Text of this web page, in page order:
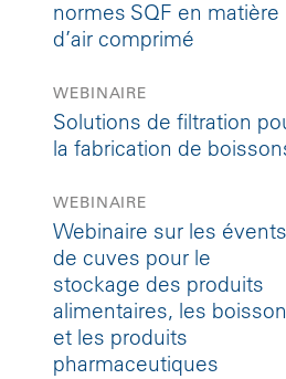
normes SQF en matière
d’air comprimé
WEBINAIRE
Solutions de filtration
la fabrication de
WEBINAIRE
Webinaire sur les évents
de cuves pour le
stockage des produits
alimentaires, les
et les produits
pharmaceutiques